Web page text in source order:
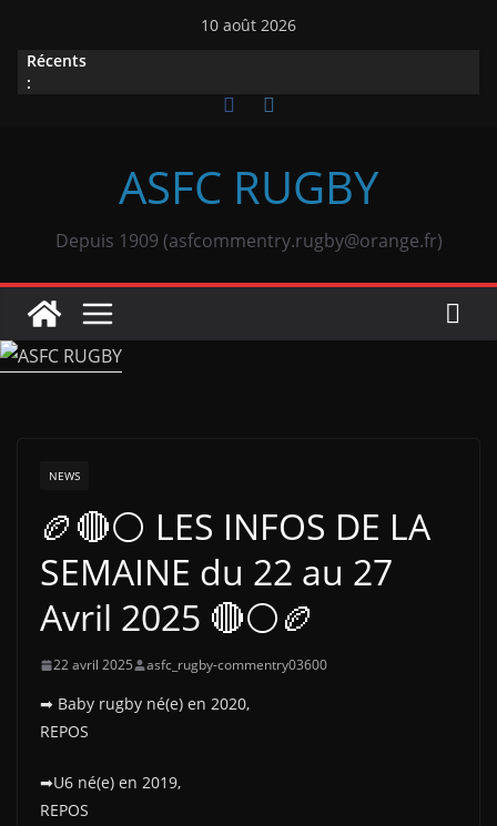
contenu
10 août 2026
Récents
:
ASFC RUGBY
Depuis 1909 (asfcommentry.rugby@orange.fr)
NEWS
🏉🔴⚪ LES INFOS DE LA
SEMAINE du 22 au 27
Avril 2025 🔴⚪🏉
22 avril 2025 asfc_rugby-commentry03600
➡ Baby rugby né(e) en 2020,
REPOS
➡U6 né(e) en 2019,
REPOS